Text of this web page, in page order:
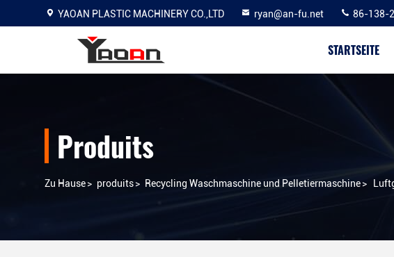
YAOAN PLASTIC MACHINERY CO.,LTD ryan@an-fu.net 86-138-
STARTSEITE
Produits
Zu Hause> produits> Recycling Waschmaschine und Pelletiermaschine>